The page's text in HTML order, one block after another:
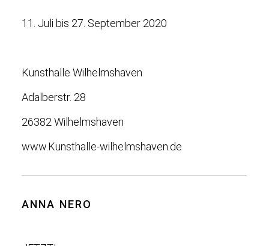
11. Juli bis 27. September 2020
Kunsthalle Wilhelmshaven
Adalberstr. 28
26382 Wilhelmshaven
www.Kunsthalle-wilhelmshaven.de
ANNA NERO